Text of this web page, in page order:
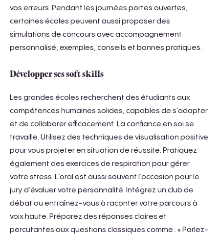
vos erreurs. Pendant les journées portes ouvertes,
certaines écoles peuvent aussi proposer des
simulations de concours avec accompagnement
personnalisé, exemples, conseils et bonnes pratiques.
Développer ses soft skills
Les grandes écoles recherchent des étudiants aux
compétences humaines solides, capables de s’adapter
et de collaborer efficacement. La confiance en soi se
travaille. Utilisez des techniques de visualisation positive
pour vous projeter en situation de réussite. Pratiquez
également des exercices de respiration pour gérer
votre stress. L’oral est aussi souvent l’occasion pour le
jury d’évaluer votre personnalité. Intégrez un club de
débat ou entraînez-vous à raconter votre parcours à
voix haute. Préparez des réponses claires et
percutantes aux questions classiques comme : « Parlez-